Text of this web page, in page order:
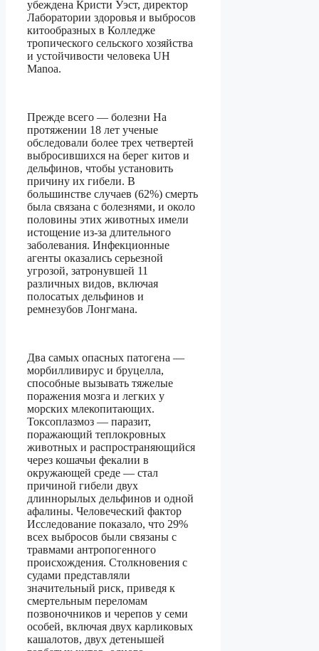
убеждена Кристи Уэст, директор
Лаборатории здоровья и выбросов
китообразных в Колледже
тропического сельского хозяйства
и устойчивости человека UH
Manoa.
Прежде всего — болезни На
протяжении 18 лет ученые
обследовали более трех четвертей
выбросившихся на берег китов и
дельфинов, чтобы установить
причину их гибели. В
большинстве случаев (62%) смерть
была связана с болезнями, и около
половины этих животных имели
истощение из-за длительного
заболевания. Инфекционные
агенты оказались серьезной
угрозой, затронувшей 11
различных видов, включая
полосатых дельфинов и
ремнезубов Лонгмана.
Два самых опасных патогена —
морбилливирус и бруцелла,
способные вызывать тяжелые
поражения мозга и легких у
морских млекопитающих.
Токсоплазмоз — паразит,
поражающий теплокровных
животных и распространяющийся
через кошачьи фекалии в
окружающей среде — стал
причиной гибели двух
длиннорылых дельфинов и одной
афалины. Человеческий фактор
Исследование показало, что 29%
всех выбросов были связаны с
травмами антропогенного
происхождения. Столкновения с
судами представляли
значительный риск, приведя к
смертельным переломам
позвоночников и черепов у семи
особей, включая двух карликовых
кашалотов, двух детенышей